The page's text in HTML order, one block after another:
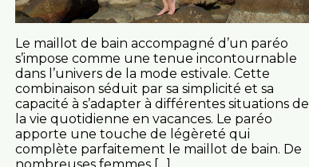
Le maillot de bain accompagné d’un paréo
s’impose comme une tenue incontournable
dans l’univers de la mode estivale. Cette
combinaison séduit par sa simplicité et sa
capacité à s’adapter à différentes situations de
la vie quotidienne en vacances. Le paréo
apporte une touche de légèreté qui
complète parfaitement le maillot de bain. De